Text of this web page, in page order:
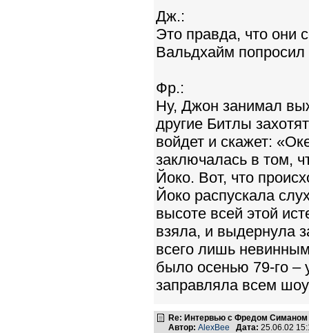
Дж.:
Это правда, что они
Вальдхайм попросил
Фр.:
Ну, Джон занимал
другие Битлы
войдет и скажет:
заключалась в том,
Йоко. Вот, что
Йоко распускала
высоте всей этой
взяла, и выдернула
всего лишь
было осенью 79-го –
заправляла всем
Re: Интервью с Фредом Симаном
Автор: AlexBee Дата: 25.06.02